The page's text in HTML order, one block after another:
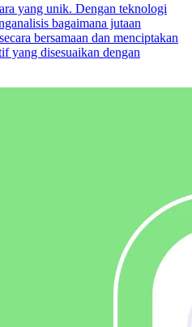
yang unik. Dengan teknologi
bagaimana jutaan
bersamaan dan menciptakan
yang disesuaikan dengan